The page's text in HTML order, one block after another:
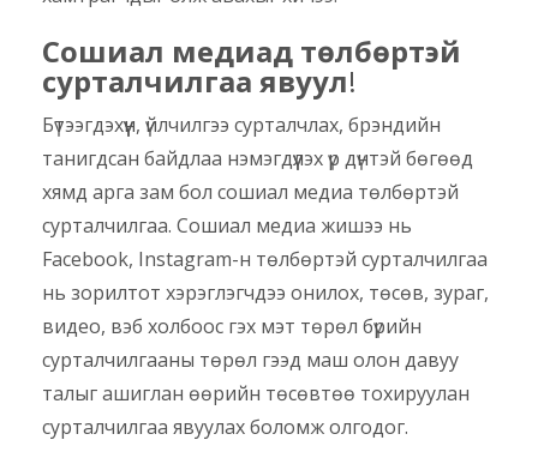
Сошиал медиад төлбөртэй
сурталчилгаа явуул!
Бүтээгдэхүүн, үйлчилгээ сурталчлах, брэндийн
танигдсан байдлаа нэмэгдүүлэх үр дүнтэй бөгөөд
хямд арга зам бол сошиал медиа төлбөртэй
сурталчилгаа. Сошиал медиа жишээ нь
Facebook, Instagram-н төлбөртэй сурталчилгаа
нь зорилтот хэрэглэгчдээ онилох, төсөв, зураг,
видео, вэб холбоос гэх мэт төрөл бүрийн
сурталчилгааны төрөл гээд маш олон давуу
талыг ашиглан өөрийн төсөвтөө тохируулан
сурталчилгаа явуулах боломж олгодог.